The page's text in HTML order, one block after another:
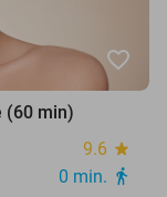
favorite_border
(60 min)
9.6 star
0 min. directions_walk